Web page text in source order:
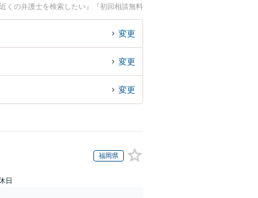
くの弁護士を検索したい』『初回相談無料
変更
変更
変更
福岡県
日